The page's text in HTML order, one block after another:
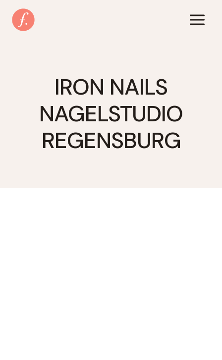
Inhalt
springen
IRON NAILS
NAGELSTUDIO
REGENSBURG